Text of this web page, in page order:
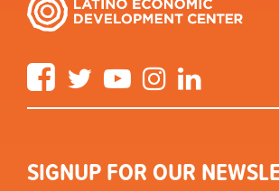
FacebookTwitter YouTube Instagram
SIGNUP FOR OUR